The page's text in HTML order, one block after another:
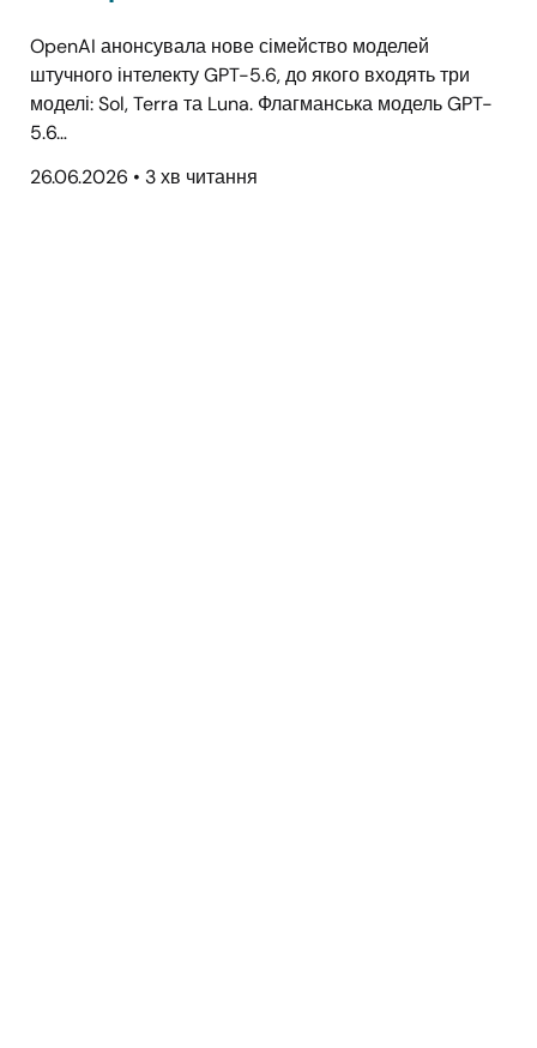
OpenAI анонсувала нове сімейство моделей
штучного інтелекту GPT-5.6, до якого входять три
моделі: Sol, Terra та Luna. Флагманська модель GPT-
5.6…
26.06.2026 • 3 хв читання